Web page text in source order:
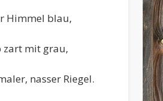
Himmel blau,
zart mit grau,
nasser Riegel.